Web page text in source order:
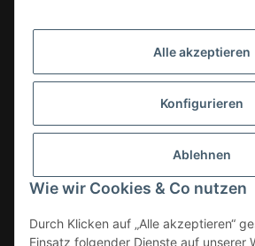
Alle akzeptieren
Konfigurieren
Ablehnen
Wie wir Cookies & Co nutzen
Durch Klicken auf „Alle akzeptieren“
Einsatz folgender Dienste auf unserer
24-7en Kioskbedarf GmbH
- Sezer Kahveci & Cengiz Inci
33142 Büren, Deutschland
Kategorien